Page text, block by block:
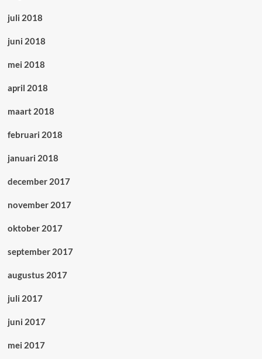
juli 2018
juni 2018
mei 2018
april 2018
maart 2018
februari 2018
januari 2018
december 2017
november 2017
oktober 2017
september 2017
augustus 2017
juli 2017
juni 2017
mei 2017